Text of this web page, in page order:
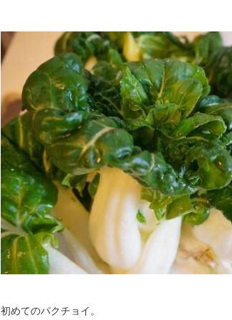
初めてのパクチョイ。